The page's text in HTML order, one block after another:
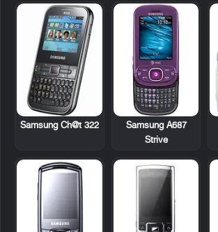
Samsung A687
Strive
Samsung Ch@t 322